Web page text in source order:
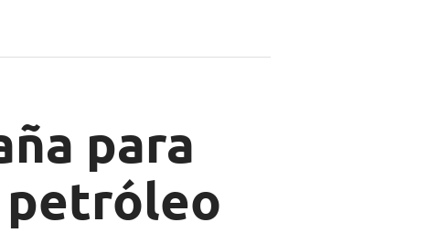
para
petróleo